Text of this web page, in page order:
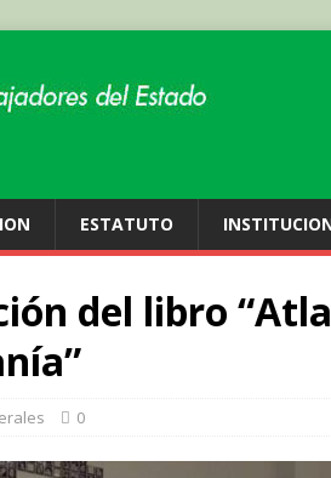
ESTATUTO
del libro
0